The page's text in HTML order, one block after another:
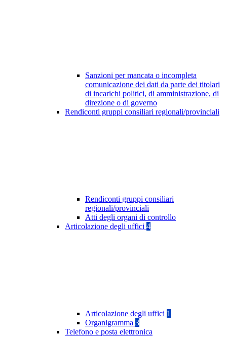
Sanzioni per mancata o incompleta
comunicazione dei dati da parte dei titolari
di incarichi politici, di amministrazione, di
direzione o di governo
Rendiconti gruppi consiliari regionali/provinciali
Rendiconti gruppi consiliari
regionali/provinciali
Atti degli organi di controllo
Articolazione degli uffici 4
Articolazione degli uffici 1
Organigramma 3
Telefono e posta elettronica